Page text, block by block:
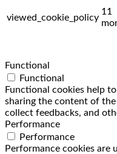
viewed_cookie_policy
11
Functional
Functional
Functional cookies help
sharing the content of
collect feedbacks, and
Performance
Performance
Performance cookies are